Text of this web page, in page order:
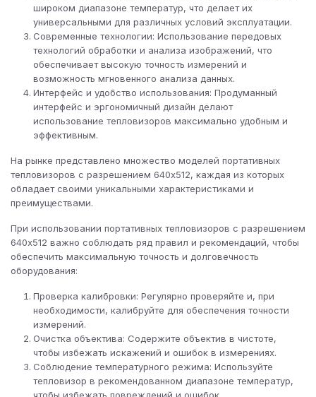
широком диапазоне температур, что делает их
универсальными для различных условий эксплуатации.
Современные технологии: Использование передовых
технологий обработки и анализа изображений, что
обеспечивает высокую точность измерений и
возможность мгновенного анализа данных.
Интерфейс и удобство использования: Продуманный
интерфейс и эргономичный дизайн делают
использование тепловизоров максимально удобным и
эффективным.
На рынке представлено множество моделей портативных
тепловизоров с разрешением 640х512, каждая из которых
обладает своими уникальными характеристиками и
преимуществами.
При использовании портативных тепловизоров с разрешением
640х512 важно соблюдать ряд правил и рекомендаций, чтобы
обеспечить максимальную точность и долговечность
оборудования:
Проверка калибровки: Регулярно проверяйте и, при
необходимости, калибруйте для обеспечения точности
измерений.
Очистка объектива: Содержите объектив в чистоте,
чтобы избежать искажений и ошибок в измерениях.
Соблюдение температурного режима: Используйте
тепловизор в рекомендованном диапазоне температур,